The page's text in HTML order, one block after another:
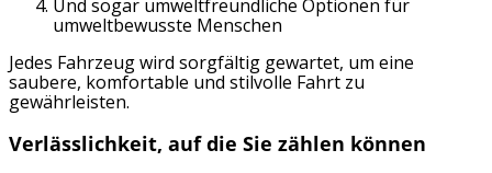
Und sogar umweltfreundliche Optionen für
umweltbewusste Menschen
Jedes Fahrzeug wird sorgfältig gewartet, um eine
saubere, komfortable und stilvolle Fahrt zu
gewährleisten.
Verlässlichkeit, auf die Sie zählen können